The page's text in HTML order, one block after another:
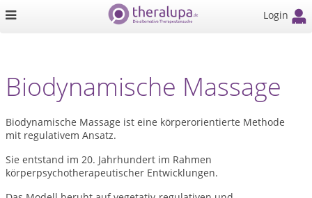
Login
Biodynamische Massage
Biodynamische Massage ist eine körperorientierte Methode
mit regulativem Ansatz.
Sie entstand im 20. Jahrhundert im Rahmen
körperpsychotherapeutischer Entwicklungen.